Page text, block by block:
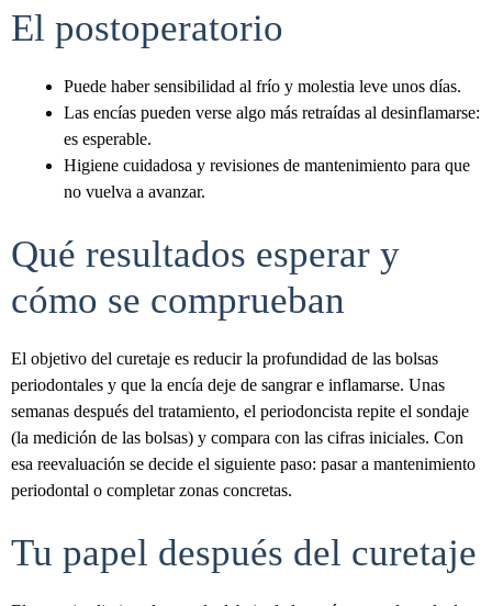
El postoperatorio
Puede haber sensibilidad al frío y molestia leve unos días.
Las encías pueden verse algo más retraídas al desinflamarse:
es esperable.
Higiene cuidadosa y revisiones de mantenimiento para que
no vuelva a avanzar.
Qué resultados esperar y
cómo se comprueban
El objetivo del curetaje es reducir la profundidad de las bolsas
periodontales y que la encía deje de sangrar e inflamarse. Unas
semanas después del tratamiento, el periodoncista repite el sondaje
(la medición de las bolsas) y compara con las cifras iniciales. Con
esa reevaluación se decide el siguiente paso: pasar a mantenimiento
periodontal o completar zonas concretas.
Tu papel después del curetaje